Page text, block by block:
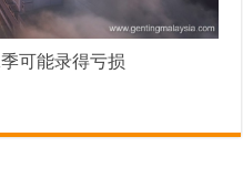
可能录得亏损